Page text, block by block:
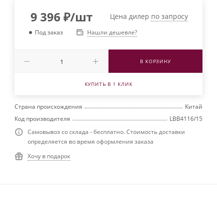
9 396 ₽/шт Цена дилер по запросу
Под заказ Нашли дешевле?
В КОРЗИНУ
КУПИТЬ В 1 КЛИК
Страна происхождения
Китай
Код производителя
LBB4116/15
Самовывоз со склада - бесплатно. Стоимость доставки
определяется во время оформления заказа
Хочу в подарок